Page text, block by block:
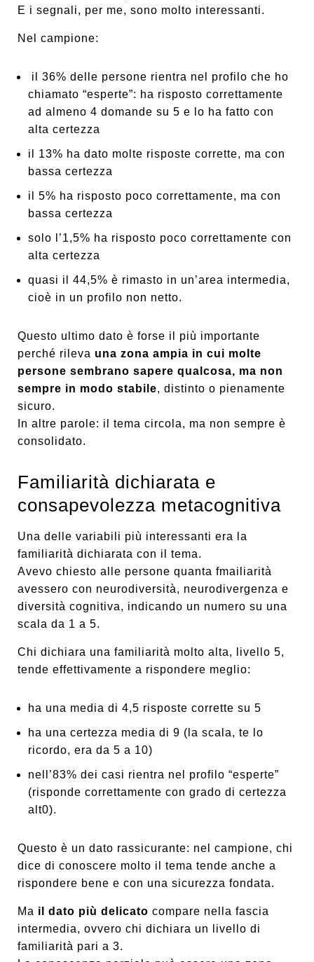
E i segnali, per me, sono molto interessanti.
Nel campione:
il 36% delle persone rientra nel profilo che ho
chiamato “esperte”: ha risposto correttamente
ad almeno 4 domande su 5 e lo ha fatto con
alta certezza
il 13% ha dato molte risposte corrette, ma con
bassa certezza
il 5% ha risposto poco correttamente, ma con
bassa certezza
solo l’1,5% ha risposto poco correttamente con
alta certezza
quasi il 44,5% è rimasto in un’area intermedia,
cioè in un profilo non netto.
Questo ultimo dato è forse il più importante
perché rileva una zona ampia in cui molte
persone sembrano sapere qualcosa, ma non
sempre in modo stabile, distinto o pienamente
sicuro.
In altre parole: il tema circola, ma non sempre è
consolidato.
Familiarità dichiarata e
consapevolezza metacognitiva
Una delle variabili più interessanti era la
familiarità dichiarata con il tema.
Avevo chiesto alle persone quanta fmailiarità
avessero con neurodiversità, neurodivergenza e
diversità cognitiva, indicando un numero su una
scala da 1 a 5.
Chi dichiara una familiarità molto alta, livello 5,
tende effettivamente a rispondere meglio:
ha una media di 4,5 risposte corrette su 5
ha una certezza media di 9 (la scala, te lo
ricordo, era da 5 a 10)
nell’83% dei casi rientra nel profilo “esperte”
(risponde correttamente con grado di certezza
alt0).
Questo è un dato rassicurante: nel campione, chi
dice di conoscere molto il tema tende anche a
rispondere bene e con una sicurezza fondata.
Ma il dato più delicato compare nella fascia
intermedia, ovvero chi dichiara un livello di
familiarità pari a 3.